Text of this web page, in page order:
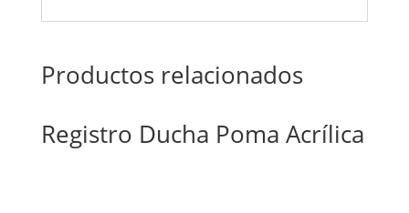
Productos relacionados
Registro Ducha Poma Acrílica